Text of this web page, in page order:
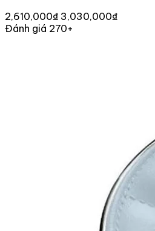
2,610,000₫ 3,030,000₫
Đánh giá 270+